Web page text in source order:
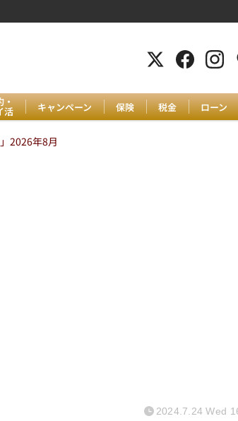
・
活 キャンペーン 保険 税金 ローン
2026年8月
2024.7.24 Wed